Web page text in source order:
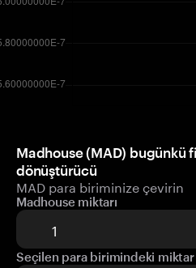
Madhouse (MAD) bugünkü
dönüştürücü
MAD para biriminize çevirin
Madhouse miktarı
Seçilen para birimindeki miktar